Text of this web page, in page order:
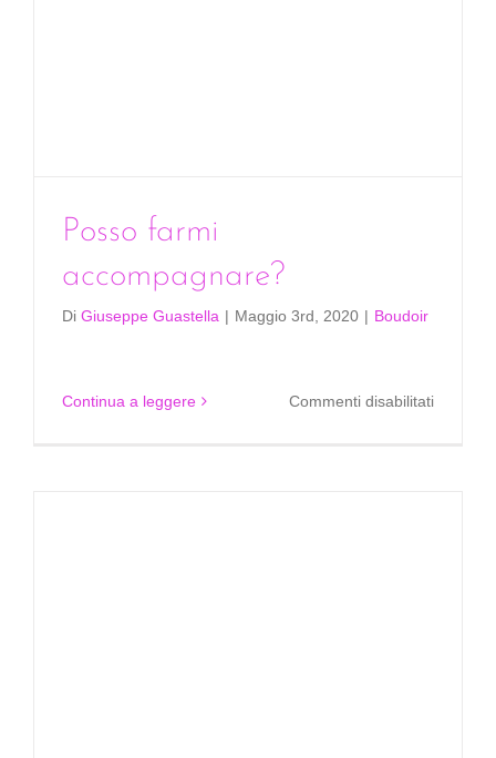
Posso farmi
accompagnare?
Di Giuseppe Guastella | Maggio 3rd, 2020 | Boudoir
Continua a leggere Commenti disabilitatisu